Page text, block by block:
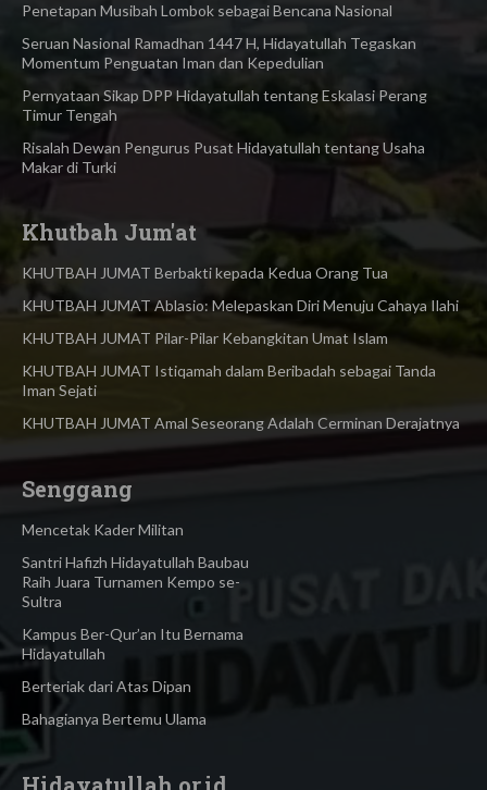
Penetapan Musibah Lombok sebagai Bencana Nasional
Seruan Nasional Ramadhan 1447 H, Hidayatullah Tegaskan
Momentum Penguatan Iman dan Kepedulian
Pernyataan Sikap DPP Hidayatullah tentang Eskalasi Perang
Timur Tengah
Risalah Dewan Pengurus Pusat Hidayatullah tentang Usaha
Makar di Turki
Khutbah Jum'at
KHUTBAH JUMAT Berbakti kepada Kedua Orang Tua
KHUTBAH JUMAT Ablasio: Melepaskan Diri Menuju Cahaya Ilahi
KHUTBAH JUMAT Pilar-Pilar Kebangkitan Umat Islam
KHUTBAH JUMAT Istiqamah dalam Beribadah sebagai Tanda
Iman Sejati
KHUTBAH JUMAT Amal Seseorang Adalah Cerminan Derajatnya
Senggang
Mencetak Kader Militan
Santri Hafizh Hidayatullah Baubau
Raih Juara Turnamen Kempo se-
Sultra
Kampus Ber-Qur’an Itu Bernama
Hidayatullah
Berteriak dari Atas Dipan
Bahagianya Bertemu Ulama